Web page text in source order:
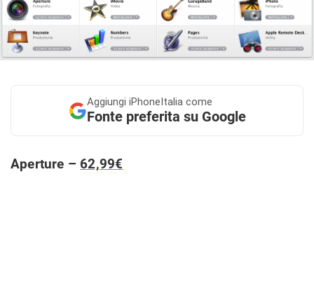
Aggiungi iPhoneItalia come
Fonte preferita su Google
Aperture – 62,99€